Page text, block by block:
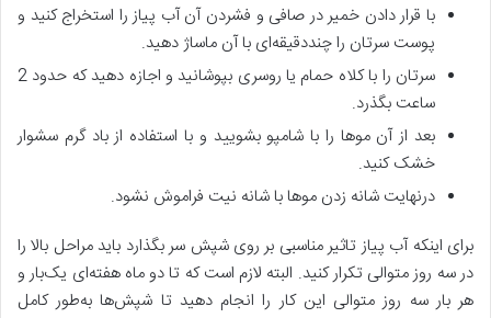
با قرار دادن خمیر در صافی و فشردن آن آب پیاز را استخراج کنید و
پوست سرتان را چنددقیقه‌ای با آن ماساژ دهید.
سرتان را با کلاه حمام یا روسری بپوشانید و اجازه دهید که حدود 2
ساعت بگذرد.
بعد از آن موها را با شامپو بشویید و با استفاده از باد گرم سشوار
خشک کنید.
درنهایت شانه زدن موها با شانه نیت فراموش نشود.
برای اینکه آب پیاز تاثیر مناسبی بر روی شپش سر بگذارد باید مراحل بالا را
در سه روز متوالی تکرار کنید. البته لازم است که تا دو ماه هفته‌ای یک‌بار و
هر بار سه روز متوالی این کار را انجام دهید تا شپش‌ها به‌طور کامل